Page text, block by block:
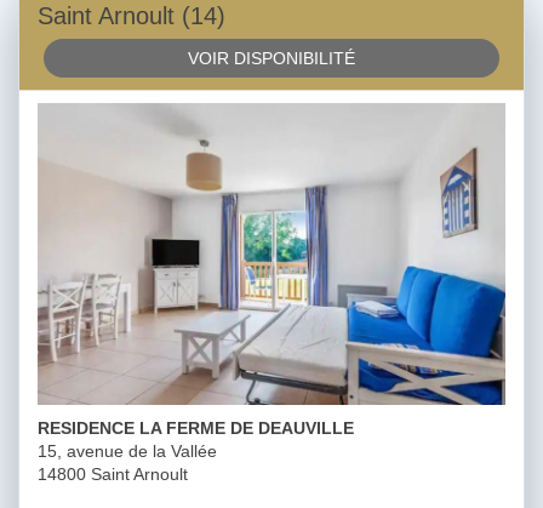
Saint Arnoult (14)
VOIR DISPONIBILITÉ
RESIDENCE LA FERME DE DEAUVILLE
15, avenue de la Vallée
14800 Saint Arnoult